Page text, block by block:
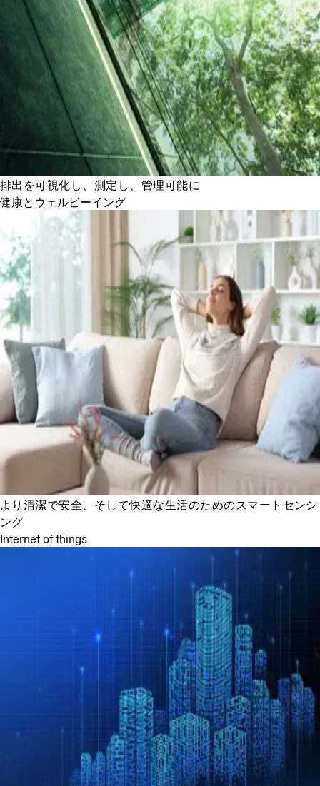
排出を可視化し、測定し、管理可能に
健康とウェルビーイング
より清潔で安全、そして快適な生活のためのスマートセンシ
ング
Internet of things